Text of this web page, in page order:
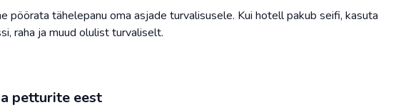
pöörata tähelepanu oma asjade turvalisusele. Kui hotell pakub seifi, kasuta
raha ja muud olulist turvaliselt.
petturite eest